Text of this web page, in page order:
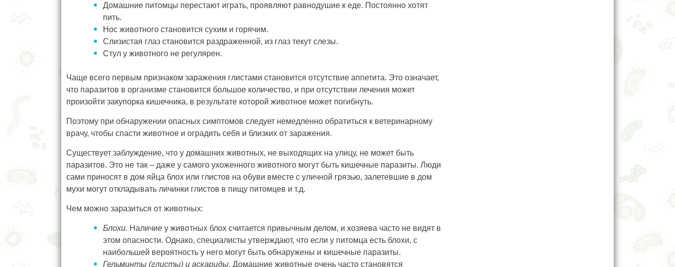
Домашние питомцы перестают играть, проявляют равнодушие к еде. Постоянно хотят
пить.
Нос животного становится сухим и горячим.
Слизистая глаз становится раздраженной, из глаз текут слезы.
Стул у животного не регулярен.
Чаще всего первым признаком заражения глистами становится отсутствие аппетита. Это означает,
что паразитов в организме становится большое количество, и при отсутствии лечения может
произойти закупорка кишечника, в результате которой животное может погибнуть.
Поэтому при обнаружении опасных симптомов следует немедленно обратиться к ветеринарному
врачу, чтобы спасти животное и оградить себя и близких от заражения.
Существует заблуждение, что у домашних животных, не выходящих на улицу, не может быть
паразитов. Это не так – даже у самого ухоженного животного могут быть кишечные паразиты. Люди
сами приносят в дом яйца блох или глистов на обуви вместе с уличной грязью, залетевшие в дом
мухи могут откладывать личинки глистов в пищу питомцев и т.д.
Чем можно заразиться от животных:
Блохи. Наличие у животных блох считается привычным делом, и хозяева часто не видят в
этом опасности. Однако, специалисты утверждают, что если у питомца есть блохи, с
наибольшей вероятность у него могут быть обнаружены и кишечные паразиты.
Гельминты (глисты) и аскариды. Домашние животные очень часто становятся